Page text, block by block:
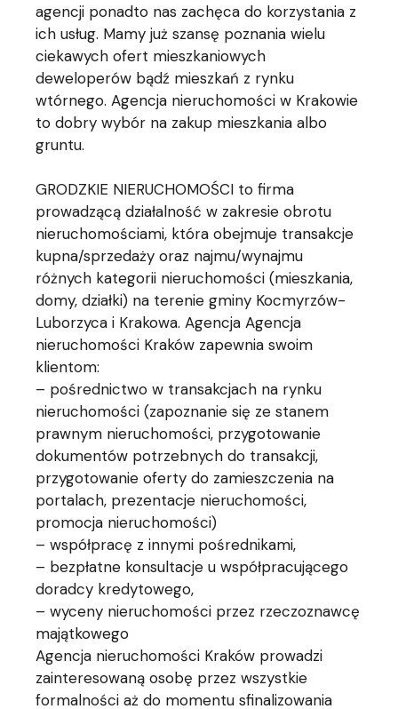
agencji ponadto nas zachęca do korzystania z
ich usług. Mamy już szansę poznania wielu
ciekawych ofert mieszkaniowych
deweloperów bądź mieszkań z rynku
wtórnego. Agencja nieruchomości w Krakowie
to dobry wybór na zakup mieszkania albo
gruntu.
GRODZKIE NIERUCHOMOŚCI to firma
prowadzącą działalność w zakresie obrotu
nieruchomościami, która obejmuje transakcje
kupna/sprzedaży oraz najmu/wynajmu
różnych kategorii nieruchomości (mieszkania,
domy, działki) na terenie gminy Kocmyrzów-
Luborzyca i Krakowa. Agencja Agencja
nieruchomości Kraków zapewnia swoim
klientom:
– pośrednictwo w transakcjach na rynku
nieruchomości (zapoznanie się ze stanem
prawnym nieruchomości, przygotowanie
dokumentów potrzebnych do transakcji,
przygotowanie oferty do zamieszczenia na
portalach, prezentacje nieruchomości,
promocja nieruchomości)
– współpracę z innymi pośrednikami,
– bezpłatne konsultacje u współpracującego
doradcy kredytowego,
– wyceny nieruchomości przez rzeczoznawcę
majątkowego
Agencja nieruchomości Kraków prowadzi
zainteresowaną osobę przez wszystkie
formalności aż do momentu sfinalizowania